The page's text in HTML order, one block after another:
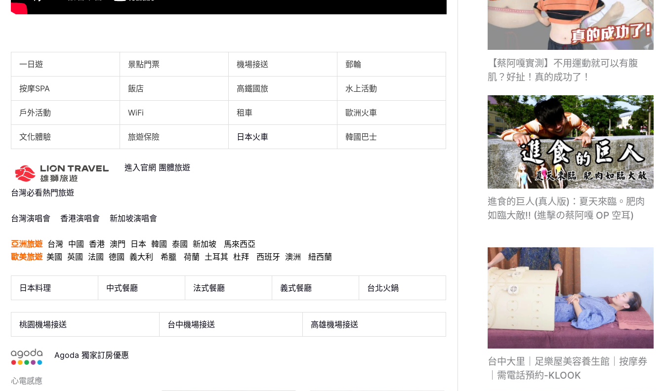
一日遊 景點門票 機場接送 郵輪
按摩SPA 飯店 高鐵國旅 水上活動
戶外活動 WiFi 租車 歐洲火車
文化體驗 旅遊保險 日本火車 韓國巴士
進入官網 團體旅遊
台灣必看熱門旅遊
台灣演唱會 香港演唱會 新加坡演唱會
亞洲旅遊 台灣 中國 香港 澳門 日本 韓國 泰國 新加坡
馬來西亞
歐美旅遊 美國 英國 法國 德國 義大利 希臘 荷蘭 土耳其 杜拜 西班牙 澳洲 紐西蘭
日本料理 中式餐廳 法式餐廳 義式餐廳 台北火鍋
桃園機場接送 台中機場接送 高雄機場接送
Agoda 獨家訂房優惠
心電感應
【蔡阿嘎實測】不用運動就可以有腹
肌？好扯！真的成功了！
進食的巨人(真人版)：夏天來臨。肥肉
如臨大敵!! (進擊の蔡阿嘎 OP 空耳)
台中大里｜足樂屋美容養生館｜按摩券
｜需電話預約-KLOOK